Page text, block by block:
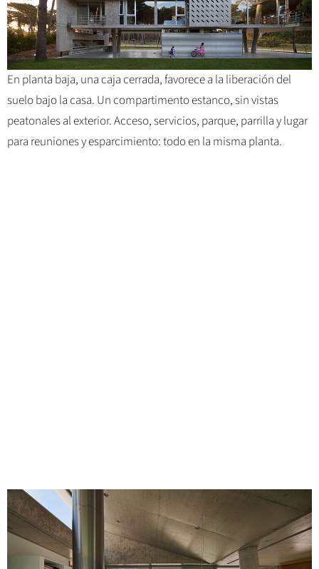
En planta baja, una caja cerrada, favorece a la liberación del
suelo bajo la casa. Un compartimento estanco, sin vistas
peatonales al exterior. Acceso, servicios, parque, parrilla y lugar
para reuniones y esparcimiento: todo en la misma planta.